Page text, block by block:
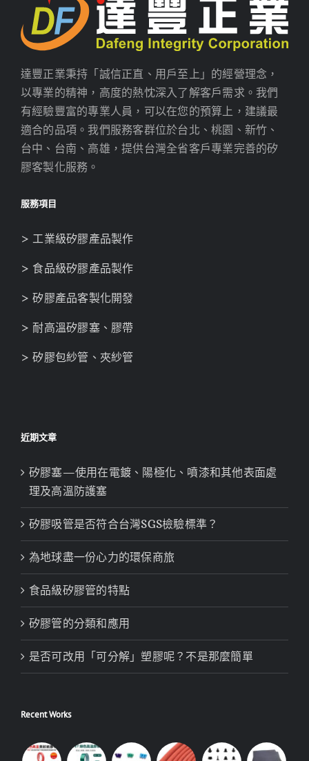
達豐正業秉持「誠信正直、用戶至上」的經營理念，
以專業的精神，高度的熱忱深入了解客戶需求。我們
有經驗豐富的專業人員，可以在您的預算上，建議最
適合的品項。我們服務客群位於台北、桃園、新竹、
台中、台南、高雄，提供台灣全省客戶專業完善的矽
膠客製化服務。
服務項目
> 工業級矽膠產品製作
> 食品級矽膠產品製作
> 矽膠產品客製化開發
> 耐高溫矽膠塞、膠帶
> 矽膠包紗管、夾紗管
近期文章
矽膠塞—使用在電鍍、陽極化、噴漆和其他表面處
理及高溫防護塞
矽膠吸管是否符合台灣SGS檢驗標準？
為地球盡一份心力的環保商旅
食品級矽膠管的特點
矽膠管的分類和應用
是否可改用「可分解」塑膠呢？不是那麼簡單
Recent Works